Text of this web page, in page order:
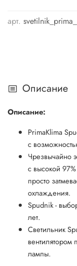
арт.
Описание
Описание:
PrimaKlima
с
Чрезвычайно
с высокой
просто
охлаждения.
Spudnik -
лет.
Светильник
вентилятором
лампы.